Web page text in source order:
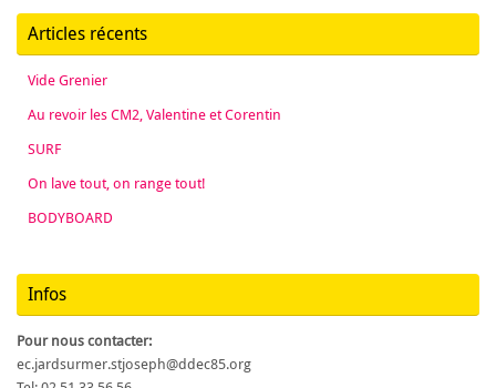
Articles récents
Vide Grenier
Au revoir les CM2, Valentine et Corentin
SURF
On lave tout, on range tout!
BODYBOARD
Infos
Pour nous contacter:
ec.jardsurmer.stjoseph@ddec85.org